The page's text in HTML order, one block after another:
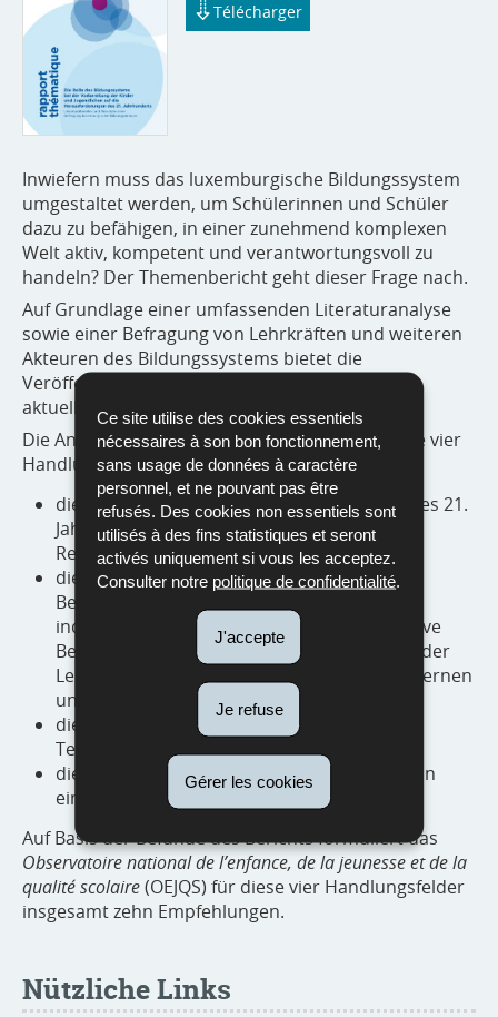
Ce site utilise des cookies essentiels
nécessaires à son bon fonctionnement,
sans usage de données à caractère
personnel, et ne pouvant pas être
refusés. Des cookies non essentiels sont
utilisés à des fins statistiques et seront
activés uniquement si vous les acceptez.
Consulter notre politique de confidentialité.
J'accepte
Je refuse
Gérer les cookies
Télécharger
Inwiefern muss das luxemburgische Bildungssystem
umgestaltet werden, um Schülerinnen und Schüler
dazu zu befähigen, in einer zunehmend komplexen
Welt aktiv, kompetent und verantwortungsvoll zu
handeln? Der Themenbericht geht dieser Frage nach.
Auf Grundlage einer umfassenden Literaturanalyse
sowie einer Befragung von Lehrkräften und weiteren
Akteuren des Bildungssystems bietet die
Veröffentlichung eine Bestandsaufnahme der
aktuellen Unterrichtskultur in Luxemburg.
Die Analyse des Berichts stützt sich auf folgende vier
Handlungsfelder:
die Förderung der Schlüsselkompetenzen des 21.
Jahrhunderts und die daraus abzuleitende
Reform der Lehrpläne;
die Weiterentwicklung von Unterrichts- und
Bewertungspraktiken hin zu stärker
individualisierten Ansätzen, welche eine aktive
Beteiligung sowie eine Eigenverantwortung der
Lernenden unterstützen, zu kooperativem Lernen
und zu formativer Leistungsbewertung;
die pädagogische Integration digitaler
Technologien und Künstlicher Intelligenz;
die Rolle und Unterstützung der Lehrkräfte in
einem sich wandelnden Bildungssystem.
Auf Basis der Befunde des Berichts formuliert das
Observatoire national de l’enfance, de la jeunesse et de la
qualité scolaire(OEJQS) für diese vier Handlungsfelder
insgesamt zehn Empfehlungen.
Nützliche Links